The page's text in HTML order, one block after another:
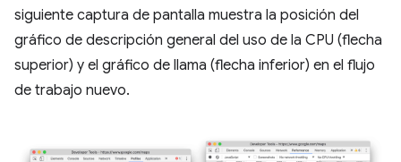
siguiente captura de pantalla muestra la posición del
gráfico de descripción general del uso de la CPU (flecha
superior) y el gráfico de llama (flecha inferior) en el flujo
de trabajo nuevo.